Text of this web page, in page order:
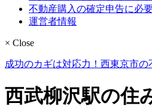
不動産購入の確定申告に必
運営者情報
× Close
成功のカギは対応力！西東京市の
西武柳沢駅の住